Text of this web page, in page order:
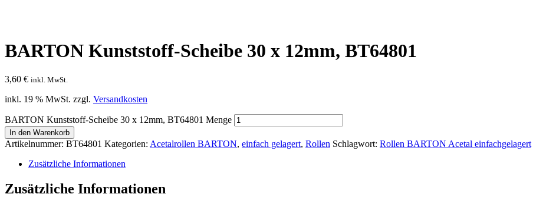
BARTON Kunststoff-Scheibe 30 x 12mm, BT64801
3,60 € inkl. MwSt.
inkl. 19 % MwSt. zzgl. Versandkosten
BARTON Kunststoff-Scheibe 30 x 12mm, BT64801 Menge
In den Warenkorb
Artikelnummer: BT64801 Kategorien: Acetalrollen BARTON, einfach gelagert, Rollen Schlagwort: Rollen BARTON Acetal einfachgelagert
Zusätzliche Informationen
Zusätzliche Informationen